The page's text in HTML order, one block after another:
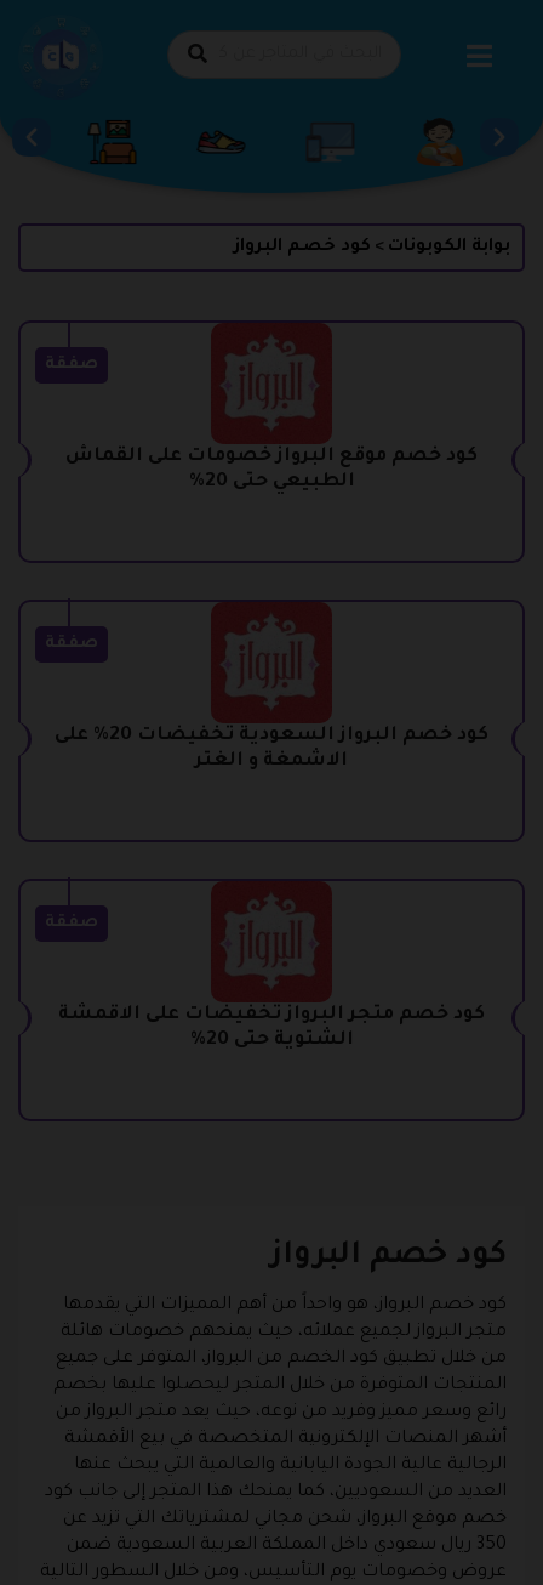
بوابة الكوبونات > كود خصم البرواز
صفقة
كود خصم موقع البرواز خصومات على القماش
الطبيعي حتى 20%
صفقة
كود خصم البرواز السعودية تخفيضات 20% على
الاشمغة و الغتر
صفقة
كود خصم متجر البرواز تخفيضات على الاقمشة
الشتوية حتى 20%
كود خصم البرواز
كود خصم البرواز، هو واحداً من أهم المميزات التي يقدمها
متجر البرواز لجميع عملائه، حيث يمنحهم خصومات هائلة
من خلال تطبيق كود الخصم من البرواز، المتوفر على جميع
المنتجات المتوفرة من خلال المتجر ليحصلوا عليها بخصم
رائع وسعر مميز وفريد من نوعه، حيث يعد متجر البرواز من
أشهر المنصات الإلكترونية المتخصصة في بيع الأقمشة
الرجالية عالية الجودة اليابانية والعالمية التي يبحث عنها
العديد من السعوديين، كما يمنحك هذا المتجر إلى جانب كود
خصم موقع البرواز، شحن مجاني لمشترياتك التي تزيد عن
350 ريال سعودي داخل المملكة العربية السعودية ضمن
عروض وخصومات يوم التأسيس، ومن خلال السطور التالية